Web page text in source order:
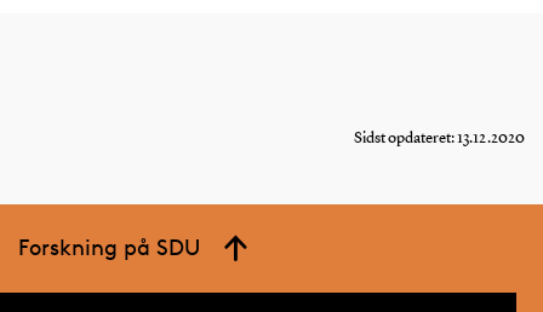
Sidst opdateret: 13.12.2020
Forskning på SDU